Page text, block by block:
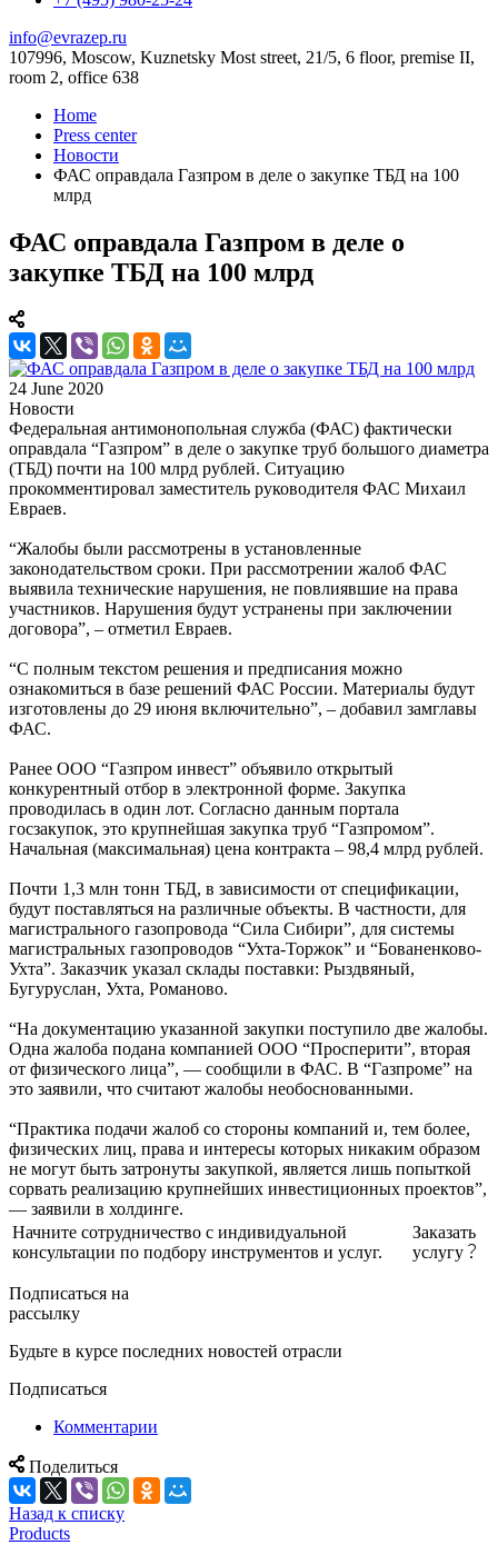
info@evrazep.ru
107996, Moscow, Kuznetsky Most street, 21/5, 6 floor, premise II,
room 2, office 638
Home
Press center
Новости
ФАС оправдала Газпром в деле о закупке ТБД на 100
млрд
ФАС оправдала Газпром в деле о
закупке ТБД на 100 млрд
24 June 2020
Новости
Федеральная антимонопольная служба (ФАС) фактически
оправдала “Газпром” в деле о закупке труб большого диаметра
(ТБД) почти на 100 млрд рублей. Ситуацию
прокомментировал заместитель руководителя ФАС Михаил
Евраев.
“Жалобы были рассмотрены в установленные
законодательством сроки. При рассмотрении жалоб ФАС
выявила технические нарушения, не повлиявшие на права
участников. Нарушения будут устранены при заключении
договора”, – отметил Евраев.
“С полным текстом решения и предписания можно
ознакомиться в базе решений ФАС России. Материалы будут
изготовлены до 29 июня включительно”, – добавил замглавы
ФАС.
Ранее ООО “Газпром инвест” объявило открытый
конкурентный отбор в электронной форме. Закупка
проводилась в один лот. Согласно данным портала
госзакупок, это крупнейшая закупка труб “Газпромом”.
Начальная (максимальная) цена контракта – 98,4 млрд рублей.
Почти 1,3 млн тонн ТБД, в зависимости от спецификации,
будут поставляться на различные объекты. В частности, для
магистрального газопровода “Сила Сибири”, для системы
магистральных газопроводов “Ухта-Торжок” и “Бованенково-
Ухта”. Заказчик указал склады поставки: Рыздвяный,
Бугуруслан, Ухта, Романово.
“На документацию указанной закупки поступило две жалобы.
Одна жалоба подана компанией ООО “Просперити”, вторая
от физического лица”, — сообщили в ФАС. В “Газпроме” на
это заявили, что считают жалобы необоснованными.
“Практика подачи жалоб со стороны компаний и, тем более,
физических лиц, права и интересы которых никаким образом
не могут быть затронуты закупкой, является лишь попыткой
сорвать реализацию крупнейших инвестиционных проектов”,
— заявили в холдинге.
Начните сотрудничество с индивидуальной
консультации по подбору инструментов и услуг.
Заказать
услугу
Подписаться на
рассылку
Будьте в курсе последних новостей отрасли
Подписаться
Комментарии
Поделиться
Назад к списку
Products